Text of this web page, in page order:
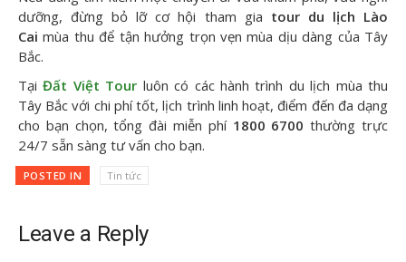
dưỡng, đừng bỏ lỡ cơ hội tham gia tour du lịch Lào
Cai mùa thu để tận hưởng trọn vẹn mùa dịu dàng của Tây
Bắc.
Tại Đất Việt Tour luôn có các hành trình du lịch mùa thu
Tây Bắc với chi phí tốt, lịch trình linh hoạt, điểm đến đa dạng
cho bạn chọn, tổng đài miễn phí 1800 6700 thường trực
24/7 sẵn sàng tư vấn cho bạn.
POSTED IN Tin tức
Leave a Reply